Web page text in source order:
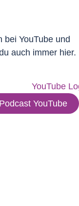
bei YouTube und
auch immer hier.
Podcast YouTube